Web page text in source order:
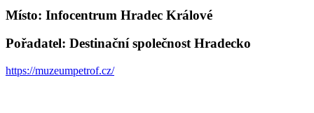
Místo: Infocentrum Hradec Králové
Pořadatel: Destinační společnost Hradecko
https://muzeumpetrof.cz/